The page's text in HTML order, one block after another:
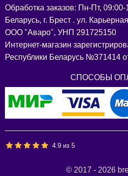
Обработка заказов: Пн-Пт, 09:00-
Беларусь, г. Брест . ул.
ООО "Аваро", УНП 291725150
Интернет-магазин
Республики Беларусь №371414
СПОСОБЫ
4.9 из5
© 2017 - 2026